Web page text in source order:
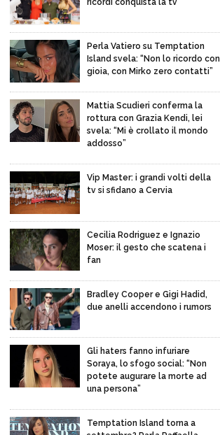
Perla Vatiero su Temptation
Island svela: “Non lo ricordo con
gioia, con Mirko zero contatti”
Mattia Scudieri conferma la
rottura con Grazia Kendi, lei
svela: “Mi è crollato il mondo
addosso”
Vip Master: i grandi volti della
tv si sfidano a Cervia
Cecilia Rodriguez e Ignazio
Moser: il gesto che scatena i
fan
Bradley Cooper e Gigi Hadid,
due anelli accendono i rumors
Gli haters fanno infuriare
Soraya, lo sfogo social: “Non
potete augurare la morte ad
una persona”
Temptation Island torna a